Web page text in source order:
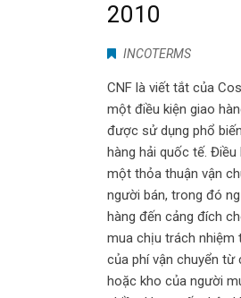
2010
INCOTERMS
CNF là viết tắt của
một điều kiện giao
được sử dụng phổ
hàng hải quốc tế. Điều
một thỏa thuận vận
người bán, trong đó
hàng đến cảng đích
mua chịu trách nhiệm
của phí vận chuyển từ
hoặc kho của người